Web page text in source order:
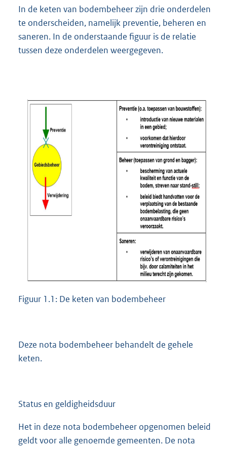
In de keten van bodembeheer zijn drie onderdelen
te onderscheiden, namelijk preventie, beheren en
saneren. In de onderstaande figuur is de relatie
tussen deze onderdelen weergegeven.
Figuur 1.1: De keten van bodembeheer
Deze nota bodembeheer behandelt de gehele
keten.
Status en geldigheidsduur
Het in deze nota bodembeheer opgenomen beleid
geldt voor alle genoemde gemeenten. De nota